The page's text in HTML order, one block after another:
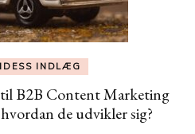
INDLÆG
B2B Content Marketing
de udvikler sig?